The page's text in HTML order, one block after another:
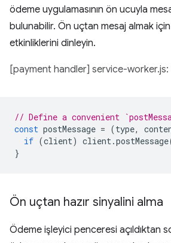
ödeme uygulamasının ön ucuyla
bulunabilir. Ön uçtan mesaj almak için
etkinliklerini dinleyin.
[payment handler] service-worker.js:
// Define a convenient
const postMessage = (type,
if (client) client.postMessage
}
Ön uçtan hazır sinyalini alma
Ödeme işleyici penceresi açıldıktan